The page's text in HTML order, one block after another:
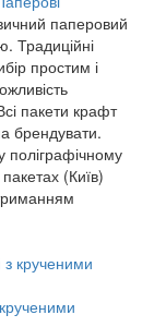
паперовий
Традиційні
простим і
пакети крафт
брендувати.
поліграфічному
(Київ)